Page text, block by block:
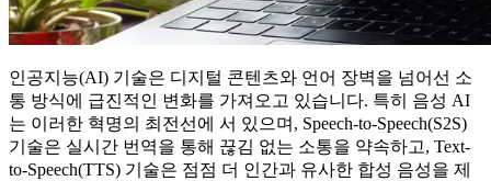
인공지능(AI) 기술은 디지털 콘텐츠와 언어 장벽을 넘어선 소
통 방식에 급진적인 변화를 가져오고 있습니다. 특히 음성 AI
는 이러한 혁명의 최전선에 서 있으며, Speech-to-Speech(S2S)
기술은 실시간 번역을 통해 끊김 없는 소통을 약속하고, Text-
to-Speech(TTS) 기술은 점점 더 인간과 유사한 합성 음성을 제